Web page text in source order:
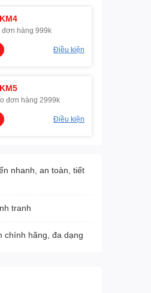
đơn hàng 999k
Điều kiện
đơn hàng 2999k
Điều kiện
nhanh, an toàn, tiết
tranh
chính hãng, đa dạng